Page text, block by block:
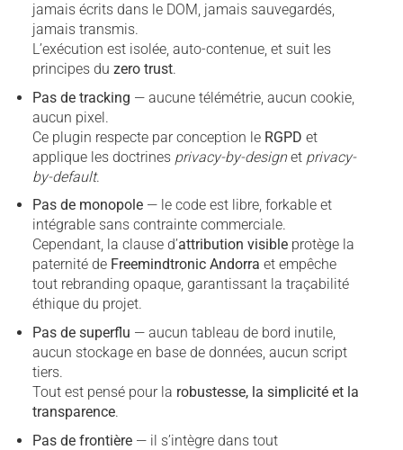
jamais écrits dans le DOM, jamais sauvegardés,
jamais transmis.
L’exécution est isolée, auto-contenue, et suit les
principes du zero trust.
Pas de tracking — aucune télémétrie, aucun cookie,
aucun pixel.
Ce plugin respecte par conception le RGPD et
applique les doctrines privacy-by-designet privacy-
by-default.
Pas de monopole— le code est libre, forkable et
intégrable sans contrainte commerciale.
Cependant, la clause d’attribution visibleprotège la
paternité de Freemindtronic Andorra et empêche
tout rebranding opaque, garantissant la traçabilité
éthique du projet.
Pas de superflu — aucun tableau de bord inutile,
aucun stockage en base de données, aucun script
tiers.
Tout est pensé pour la robustesse, la simplicité et la
transparence.
Pas de frontière— il s’intègre dans tout